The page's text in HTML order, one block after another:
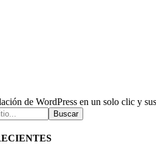
de WordPress en un solo clic y